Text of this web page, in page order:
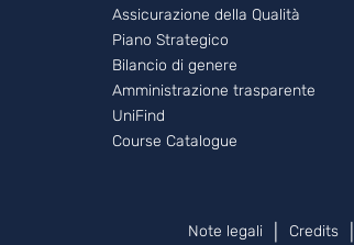
Assicurazione della Qualità
Piano Strategico
Bilancio di genere
Amministrazione trasparente
UniFind
Course Catalogue
Piè di pagina
Note legali Credits